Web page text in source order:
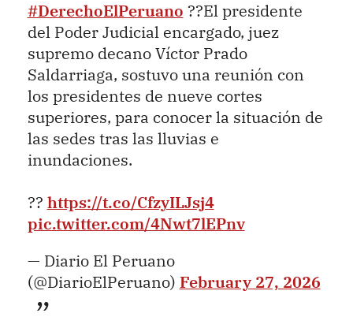
#DerechoElPeruano ??El presidente
del Poder Judicial encargado, juez
supremo decano Víctor Prado
Saldarriaga, sostuvo una reunión con
los presidentes de nueve cortes
superiores, para conocer la situación de
las sedes tras las lluvias e
inundaciones.
?? https://t.co/CfzyILJsj4
pic.twitter.com/4Nwt7lEPnv
— Diario El Peruano
(@DiarioElPeruano) February 27, 2026